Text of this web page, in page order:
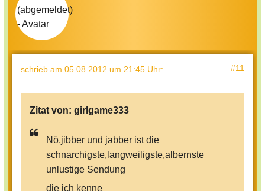
schrieb am 05.08.2012 um 21:45 Uhr: #11
Zitat von: girlgame333
Nö,jibber und jabber ist die
schnarchigste,langweiligste,albernste
unlustige Sendung
die ich kenne